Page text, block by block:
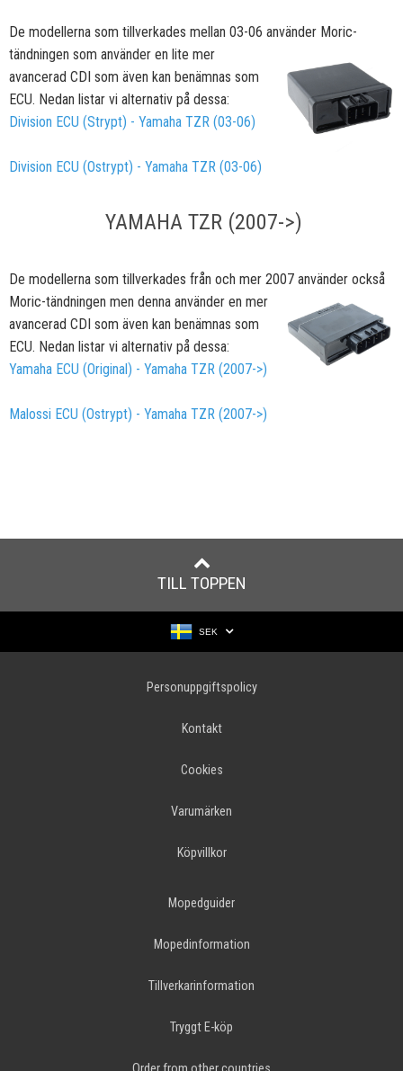
De modellerna som tillverkades mellan 03-06 använder Moric-
tändningen som använder en lite mer
avancerad CDI som även kan benämnas som
ECU. Nedan listar vi alternativ på dessa:
Division ECU (Strypt) - Yamaha TZR (03-06)
Division ECU (Ostrypt) - Yamaha TZR (03-06)
YAMAHA TZR (2007->)
De modellerna som tillverkades från och mer 2007 använder också
Moric-tändningen men denna använder en mer
avancerad CDI som även kan benämnas som
ECU. Nedan listar vi alternativ på dessa:
Yamaha ECU (Original) - Yamaha TZR (2007->)
Malossi ECU (Ostrypt) - Yamaha TZR (2007->)
TILL TOPPEN
SEK
Personuppgiftspolicy
Kontakt
Cookies
Varumärken
Köpvillkor
Mopedguider
Mopedinformation
Tillverkarinformation
Tryggt E-köp